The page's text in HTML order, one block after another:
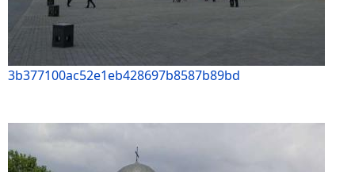
3b377100ac52e1eb428697b8587b89bd